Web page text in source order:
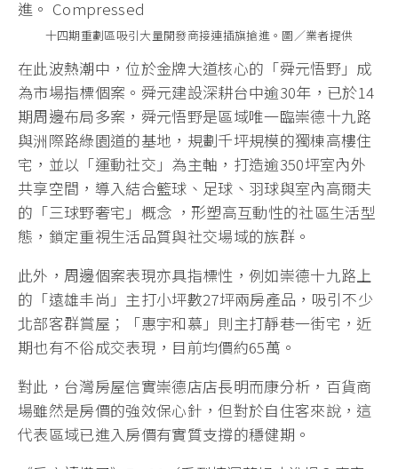
十四期重劃區吸引大量開發商接連插旗搶進。圖／業者提供
在此波熱潮中，位於金牌大道核心的「舜元悟野」成
為市場指標個案。舜元建設深耕台中逾30年，已於14
期周邊布局多案，舜元悟野是區域唯一臨崇德十九路
與洲際路綠園道的基地，規劃千坪規模的獨棟高樓住
宅，並以「運動社交」為主軸，打造逾350坪室內外
共享空間，導入結合籃球、足球、羽球與室內高爾夫
的「三球野奢宅」概念 ，形塑高互動性的社區生活型
態，鎖定重視生活品質與社交場域的族群。
此外，周邊個案表現亦具指標性，例如崇德十九路上
的「遠雄丰尚」主打小坪數27坪兩房產品，吸引不少
北部客群賞屋；「惠宇和慕」則主打靜巷一街宅，近
期也有不俗成交表現，目前均價約65萬。
對此，台灣房屋信實崇德店店長明而康分析，百貨商
場雖然是房價的強效保心針，但對於自住客來說，這
代表區域已進入房價有實質支撐的穩健期。